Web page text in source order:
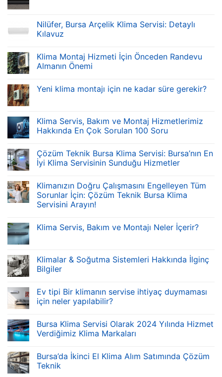
Nilüfer, Bursa Arçelik Klima Servisi: Detaylı
Kılavuz
Klima Montaj Hizmeti İçin Önceden Randevu
Almanın Önemi
Yeni klima montajı için ne kadar süre gerekir?
Klima Servis, Bakım ve Montaj Hizmetlerimiz
Hakkında En Çok Sorulan 100 Soru
Çözüm Teknik Bursa Klima Servisi: Bursa’nın En
İyi Klima Servisinin Sunduğu Hizmetler
Klimanızın Doğru Çalışmasını Engelleyen Tüm
Sorunlar İçin: Çözüm Teknik Bursa Klima
Servisini Arayın!
Klima Servis, Bakım ve Montajı Neler İçerir?
Klimalar & Soğutma Sistemleri Hakkında İlginç
Bilgiler
Ev tipi Bir klimanın servise ihtiyaç duymaması
için neler yapılabilir?
Bursa Klima Servisi Olarak 2024 Yılında Hizmet
Verdiğimiz Klima Markaları
Bursa’da İkinci El Klima Alım Satımında Çözüm
Teknik